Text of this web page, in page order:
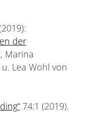
der
Marina
Lea Wohl von
74:1 (2019).